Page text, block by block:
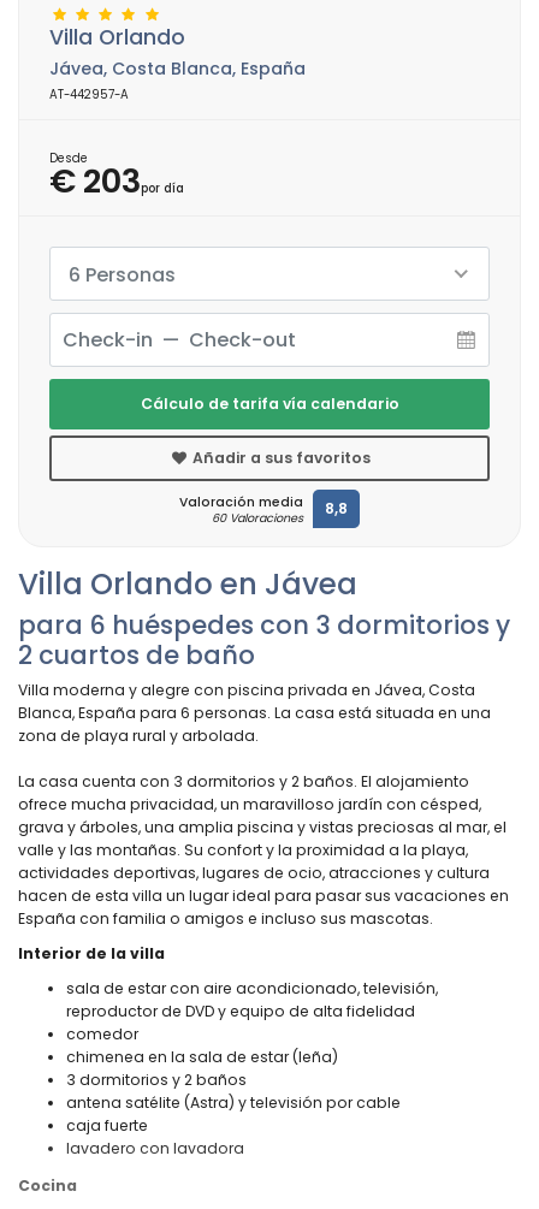
Villa Orlando en Jávea
para 6 huéspedes con 3 dormitorios y
2 cuartos de baño
Villa moderna y alegre con piscina privada en Jávea, Costa
Blanca, España para 6 personas. La casa está situada en una
zona de playa rural y arbolada.
La casa cuenta con 3 dormitorios y 2 baños. El alojamiento
ofrece mucha privacidad, un maravilloso jardín con césped,
grava y árboles, una amplia piscina y vistas preciosas al mar, el
valle y las montañas. Su confort y la proximidad a la playa,
actividades deportivas, lugares de ocio, atracciones y cultura
hacen de esta villa un lugar ideal para pasar sus vacaciones en
España con familia o amigos e incluso sus mascotas.
Interior de la villa
sala de estar con aire acondicionado, televisión,
reproductor de DVD y equipo de alta fidelidad
comedor
chimenea en la sala de estar (leña)
3 dormitorios y 2 baños
antena satélite (Astra) y televisión por cable
caja fuerte
lavadero con lavadora
Cocina
Villa Orlando
Jávea, Costa Blanca, España
AT-442957-A
Desde
€ 203por día
6 Personas
Cálculo de tarifa vía calendario
Añadir a sus favoritos
Valoración media
60 Valoraciones 8,8